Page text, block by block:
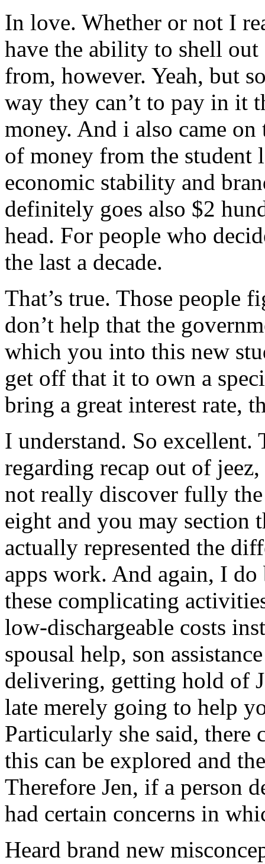
In love. Whether or not I
have the ability to shell
from, however. Yeah, but
way they can’t to pay in it
money. And i also came
of money from the student
economic stability and
definitely goes also $2
head. For people who
the last a decade.
That’s true. Those people
don’t help that the
which you into this new
get off that it to own a
bring a great interest rate,
I understand. So excellent.
regarding recap out of
not really discover fully
eight and you may section
actually represented the
apps work. And again, I
these complicating
low-dischargeable costs
spousal help, son
delivering, getting hold of
late merely going to help
Particularly she said, there
this can be explored and
Therefore Jen, if a person
had certain concerns in
Heard brand new